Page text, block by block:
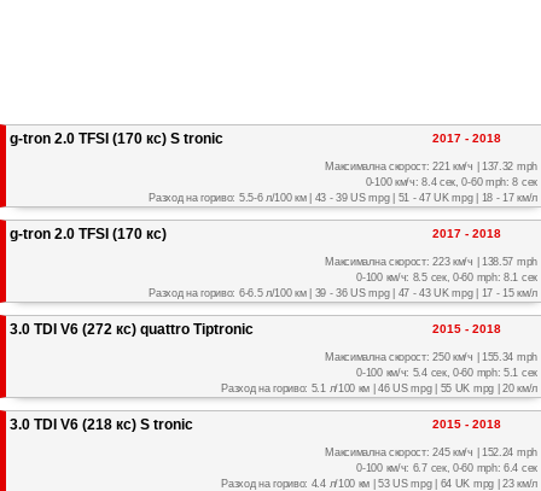
g-tron 2.0 TFSI (170 кс) S tronic 2017 - 2018
Максимална скорост: 221 км/ч | 137.32 mph
0-100 км/ч: 8.4 сек, 0-60 mph: 8 сек
Разход на гориво: 5.5-6 л/100 км | 43 - 39 US mpg | 51 - 47 UK mpg | 18 - 17 км/л
g-tron 2.0 TFSI (170 кс) 2017 - 2018
Максимална скорост: 223 км/ч | 138.57 mph
0-100 км/ч: 8.5 сек, 0-60 mph: 8.1 сек
Разход на гориво: 6-6.5 л/100 км | 39 - 36 US mpg | 47 - 43 UK mpg | 17 - 15 км/л
3.0 TDI V6 (272 кс) quattro Tiptronic 2015 - 2018
Максимална скорост: 250 км/ч | 155.34 mph
0-100 км/ч: 5.4 сек, 0-60 mph: 5.1 сек
Разход на гориво: 5.1 л/100 км | 46 US mpg | 55 UK mpg | 20 км/л
3.0 TDI V6 (218 кс) S tronic 2015 - 2018
Максимална скорост: 245 км/ч | 152.24 mph
0-100 км/ч: 6.7 сек, 0-60 mph: 6.4 сек
Разход на гориво: 4.4 л/100 км | 53 US mpg | 64 UK mpg | 23 км/л